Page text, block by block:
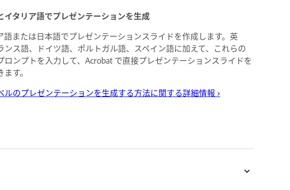
イタリア語でプレゼンテーションを生成
語または日本語でプレゼンテーションスライドを作成します。英
ンス語、ドイツ語、ポルトガル語、スペイン語に加えて、これらの
ロンプトを入力して、Acrobat で直接プレゼンテーションスライドを
す。
ルのプレゼンテーションを生成する方法に関する詳細情報 ›